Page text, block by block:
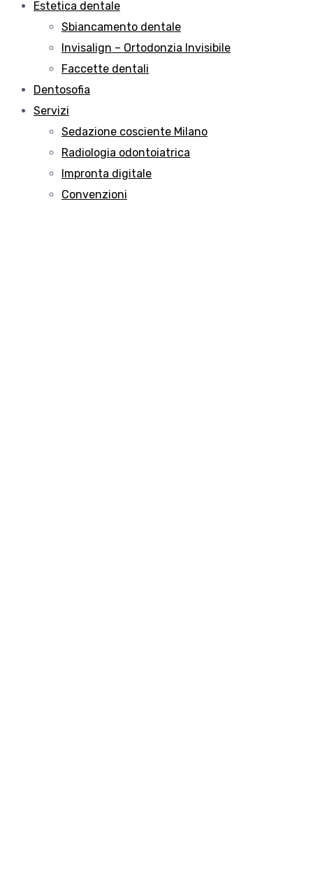
Estetica dentale
Sbiancamento dentale
Invisalign – Ortodonzia Invisibile
Faccette dentali
Dentosofia
Servizi
Sedazione cosciente Milano
Radiologia odontoiatrica
Impronta digitale
Convenzioni